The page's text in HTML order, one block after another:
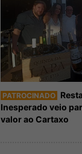
PATROCINADO
Inesperado veio
valor ao Cartaxo